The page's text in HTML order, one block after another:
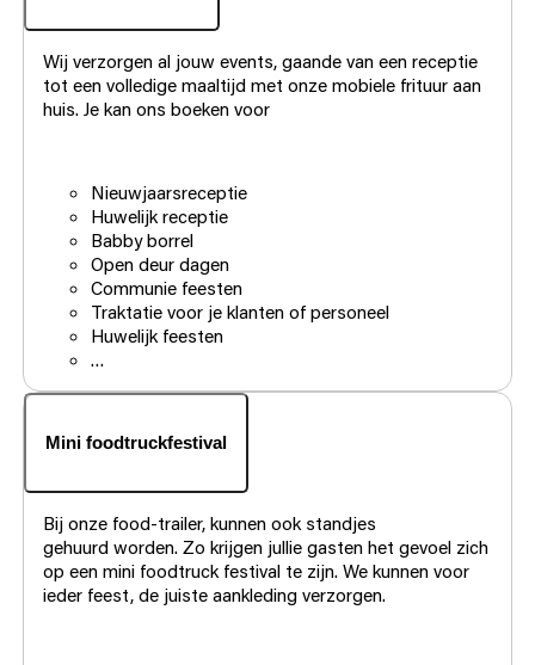
Wij verzorgen al jouw events, gaande van een receptie
tot een volledige maaltijd met onze mobiele frituur aan
huis. Je kan ons boeken voor
Nieuwjaarsreceptie
Huwelijk receptie
Babby borrel
Open deur dagen
Communie feesten
Traktatie voor je klanten of personeel
Huwelijk feesten
…
Mini foodtruckfestival
Bij onze food-trailer, kunnen ook standjes
gehuurd worden. Zo krijgen jullie gasten het gevoel zich
op een mini foodtruck festival te zijn. We kunnen voor
ieder feest, de juiste aankleding verzorgen.